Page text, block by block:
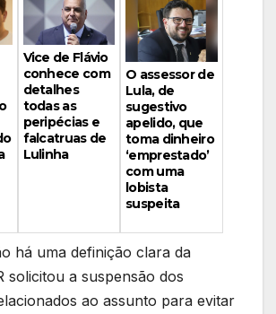
Vice de Flávio
conhece com
detalhes
todas as
peripécias e
falcatruas de
Lulinha
O assessor de
Lula, de
sugestivo
apelido, que
toma dinheiro
‘emprestado’
com uma
lobista
suspeita
há uma definição clara da
solicitou a suspensão dos
ao assunto para evitar